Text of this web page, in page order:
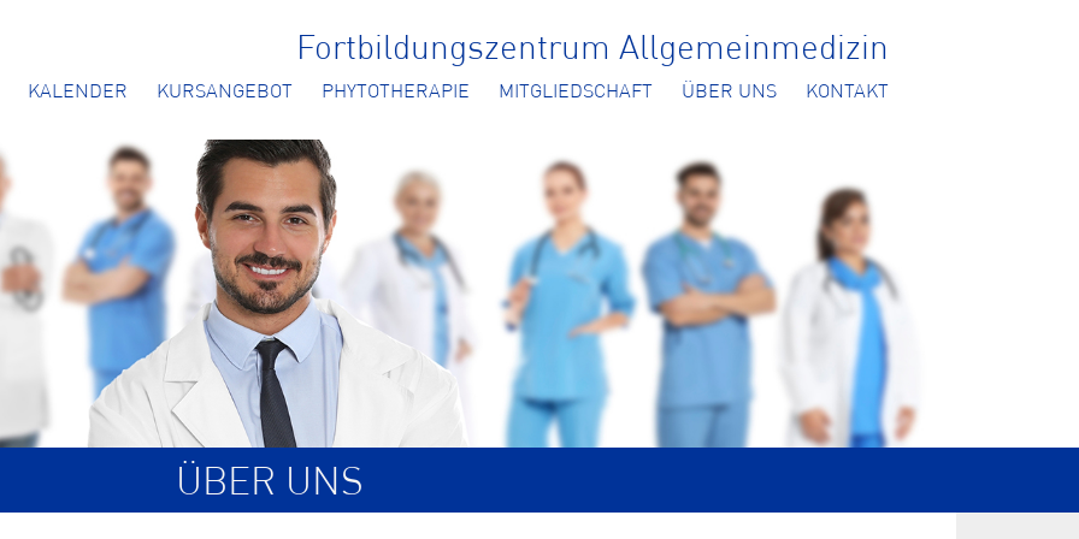
Fortbildungszentrum Allgemeinmedizin
KALENDER KURSANGEBOT PHYTOTHERAPIE MITGLIEDSCHAFT ÜBER UNS KONTAKT
ÜBER UNS